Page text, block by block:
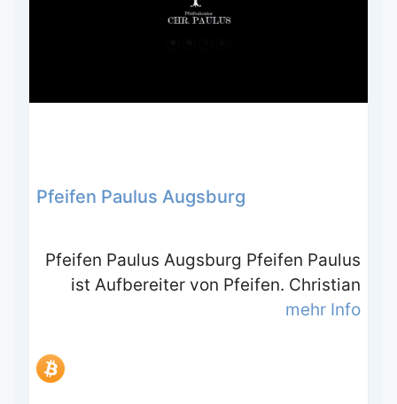
Pfeifen Paulus Augsburg
Pfeifen Paulus Augsburg Pfeifen Paulus
ist Aufbereiter von Pfeifen. Christian
mehr Info